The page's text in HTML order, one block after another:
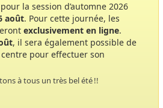
la session d’automne 2026
août. Pour cette journée, les
exclusivement en ligne.
, il sera également possible de
pour effectuer son
à tous un très bel été !!